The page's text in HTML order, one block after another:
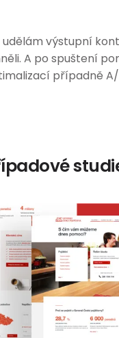
výstupní
A po spuštení
případně